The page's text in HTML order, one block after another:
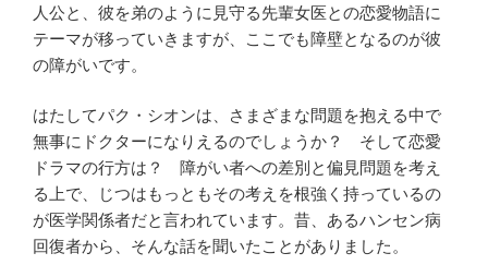
人公と、彼を弟のように見守る先輩女医との恋愛物語に
テーマが移っていきますが、ここでも障壁となるのが彼
の障がいです。
はたしてパク・シオンは、さまざまな問題を抱える中で
無事にドクターになりえるのでしょうか？ そして恋愛
ドラマの行方は？ 障がい者への差別と偏見問題を考え
る上で、じつはもっともその考えを根強く持っているの
が医学関係者だと言われています。昔、あるハンセン病
回復者から、そんな話を聞いたことがありました。